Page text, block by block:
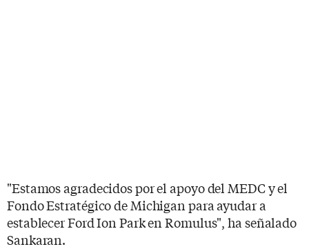
"Estamos agradecidos por el apoyo del MEDC y el
Fondo Estratégico de Michigan para ayudar a
establecer Ford Ion Park en Romulus", ha señalado
Sankaran.